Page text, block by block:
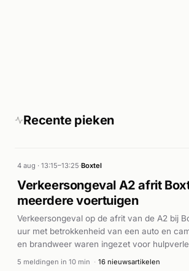
Recente pieken
4 aug · 13:15–13:25·Boxtel
Verkeersongeval A2 afrit
meerdere voertuigen
Verkeersongeval op de afrit van de A2 bij
uur met betrokkenheid van een auto en
en brandweer waren ingezet voor
verkeersveiligheid.
5 meldingen in 10 min · 16 nieuwsartikelen